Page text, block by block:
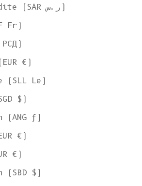
Arabie Saoudite (SAR ر.س)
Fr)
€)
(SLL Le)
$)
(ANG ƒ)
€)
€)
(SBD $)